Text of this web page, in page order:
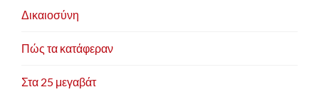
Δικαιοσύνη
Πώς τα κατάφεραν
Στα 25 μεγαβάτ